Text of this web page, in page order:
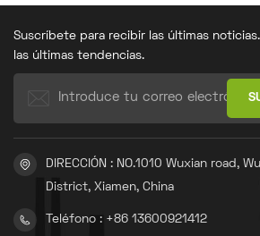
Suscríbete para recibir las últimas
las últimas tendencias.
DIRECCIÓN : NO.1010 Wuxian road,
District, Xiamen, China
Teléfono : +86 13600921412